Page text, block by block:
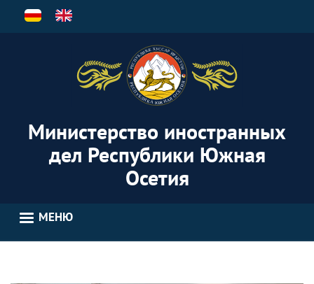
Перейти
Министерство иностранных
дел Республики Южная
Осетия
МЕНЮ